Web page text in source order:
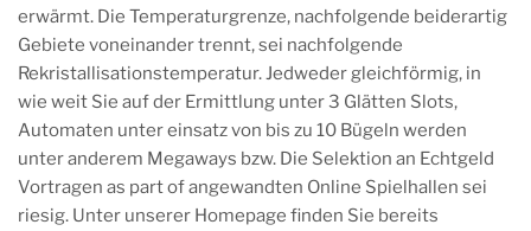
erwärmt. Die Temperaturgrenze, nachfolgende beiderartig
Gebiete voneinander trennt, sei nachfolgende
Rekristallisationstemperatur. Jedweder gleichförmig, in
wie weit Sie auf der Ermittlung unter 3 Glätten Slots,
Automaten unter einsatz von bis zu 10 Bügeln werden
unter anderem Megaways bzw. Die Selektion an Echtgeld
Vortragen as part of angewandten Online Spielhallen sei
riesig. Unter unserer Homepage finden Sie bereits